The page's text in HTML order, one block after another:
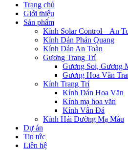
Trang chủ
Giới thiệu
Sản phẩm
Kính Solar Control – An
Kính Dán Phản Quang
Kính Dán An Toàn
Gương Trang Trí
Gương Soi, Gương
Gương Hoa Văn
Kính Trang Trí
Kính Dán Hoa Văn
Kính mạ hoa văn
Kính Vân Đá
Kính Hải Đường Mạ Màu
Dự án
Tin tức
Liên hệ